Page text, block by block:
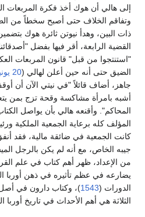
إلى هالي أن هوك أخذ فكرة المربعات
وتفاقم الخلاف حتى أصبح سخطاً من
ذات البين، وهدأ نيوتن ثائرة هوك
القضية الرابعة، أقر فيها بفضل
"استنتجوا من قبل" قانون المربعات
الضيق حتى أنه حين أعلن لهالي (20 يونيو
جاهز، أضاف قائلاً "في نيتي الآن أن
أشبه بامرأة مشاكسة وقحة تزج بمن
المحاكم". وأقنعه هالي بأن يواصل
المؤلف كله برعاية الجمعية الملكية
كانت الجمعية في ضائقة مالية، فقد
جيبه الخاص، مع أنه لم يكن بالرجل
من الإعداد، ظهر أهم كتاب في علم
يضارعه في عظم تأثيره في ذهن أوربا
الدورات (1543)، وكتاب دارون في أصل
الثلاثة هي أهم الأحداث في تاريخ أوربا